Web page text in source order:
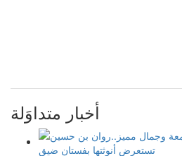
أخبار متداوَلة